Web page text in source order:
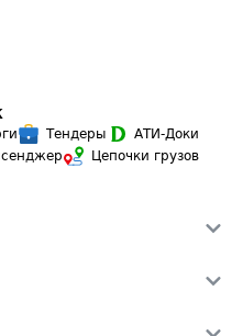
Тендеры
АТИ-Доки
Цепочки грузов